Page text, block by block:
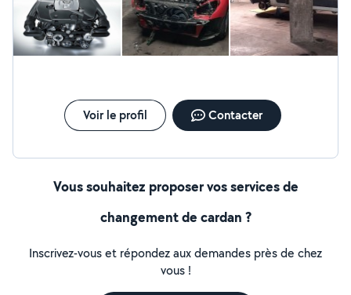
Voir le profil Contacter
Vous souhaitez proposer vos services de
changement de cardan ?
Inscrivez-vous et répondez aux demandes près de chez
vous !